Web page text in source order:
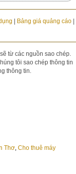
Bảng giá quảng cáo|
từ các nguồn sao chép.
tôi sao chép thông tin
thông tin.
Thơ ,
Cho thuê máy